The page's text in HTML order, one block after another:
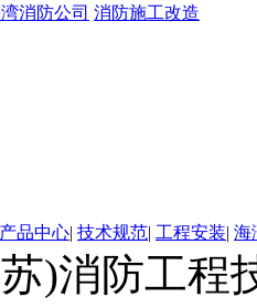
消防公司 消防施工改造
产品中心| 技术规范| 工程安装| 海
)消防工程